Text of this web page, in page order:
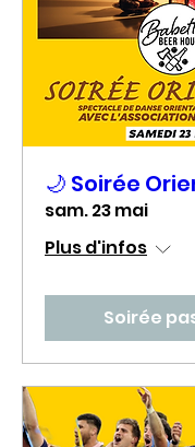
🌙 Soirée
sam. 23 mai
Plus d'infos
Soirée